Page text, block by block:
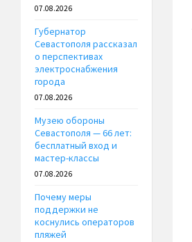
07.08.2026
Губернатор
Севастополя рассказал
о перспективах
электроснабжения
города
07.08.2026
Музею обороны
Севастополя — 66 лет:
бесплатный вход и
мастер-классы
07.08.2026
Почему меры
поддержки не
коснулись операторов
пляжей